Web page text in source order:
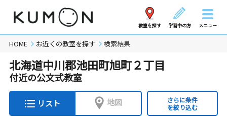
教室を探す 学習中の方 メニュー
HOME お近くの教室を探す 検索結果
北海道中川郡池田町旭町２丁目
付近の公文式教室
リスト 地図
さらに条件
を絞り込む